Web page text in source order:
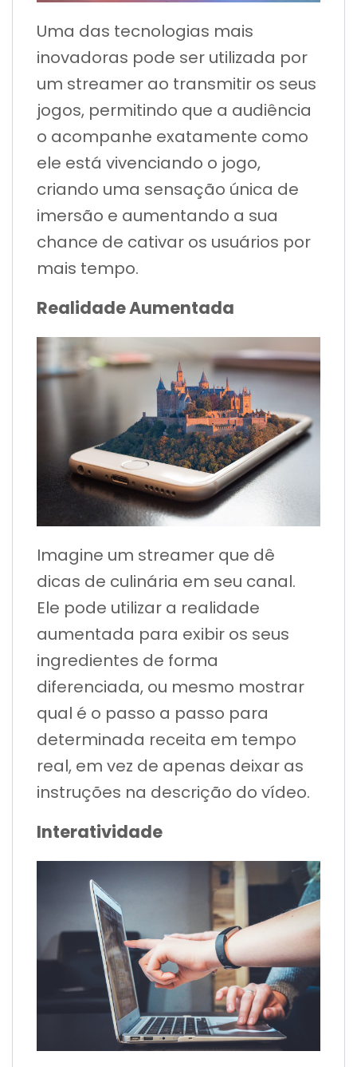
Uma das tecnologias mais
inovadoras pode ser utilizada por
um streamer ao transmitir os seus
jogos, permitindo que a audiência
o acompanhe exatamente como
ele está vivenciando o jogo,
criando uma sensação única de
imersão e aumentando a sua
chance de cativar os usuários por
mais tempo.
Realidade Aumentada
Imagine um streamer que dê
dicas de culinária em seu canal.
Ele pode utilizar a realidade
aumentada para exibir os seus
ingredientes de forma
diferenciada, ou mesmo mostrar
qual é o passo a passo para
determinada receita em tempo
real, em vez de apenas deixar as
instruções na descrição do vídeo.
Interatividade